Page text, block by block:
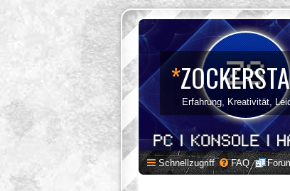
*
Erfahrung, Kreativität,
Schnellzugriff FAQ